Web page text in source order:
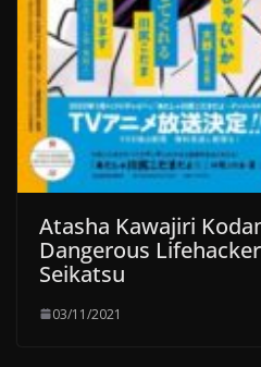
Atasha Kawajiri
Dangerous
Seikatsu
03/11/2021